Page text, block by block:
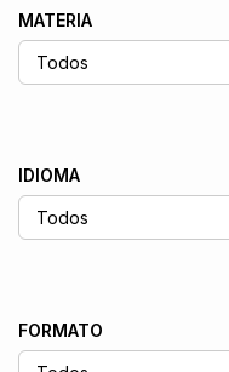
MATERIA
IDIOMA
FORMATO